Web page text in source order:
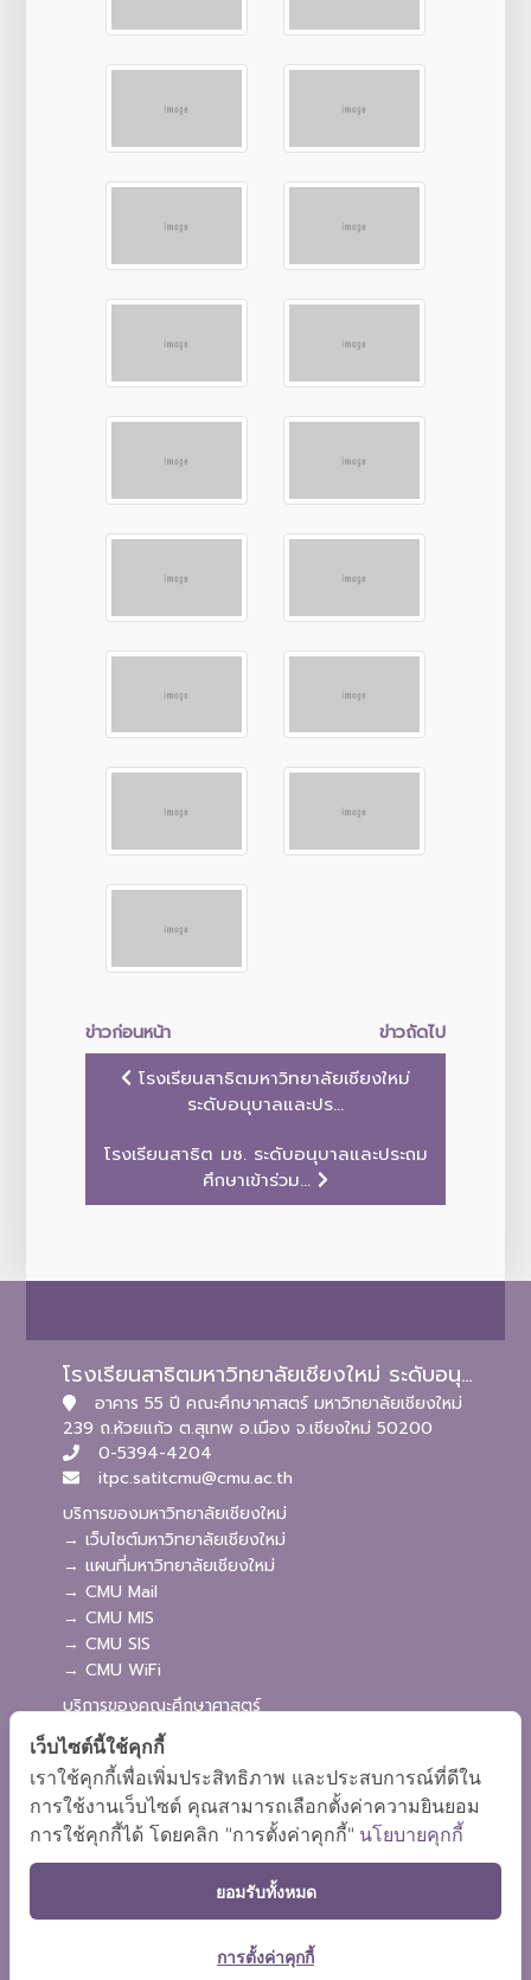
ข่าวก่อนหน้า
ข่าวถัดไป
โรงเรียนสาธิตมหาวิทยาลัยเชียงใหม่
ระดับอนุบาลและปร...
โรงเรียนสาธิต มช. ระดับอนุบาลและประถม
ศึกษาเข้าร่วม...
โรงเรียนสาธิตมหาวิทยาลัยเชียงใหม่ ระดับอนุบาลและประถมศึกษา
อาคาร 55 ปี คณะศึกษาศาสตร์ มหาวิทยาลัยเชียงใหม่
239 ถ.ห้วยแก้ว ต.สุเทพ อ.เมือง จ.เชียงใหม่ 50200
0-5394-4204
itpc.satitcmu@cmu.ac.th
บริการของมหาวิทยาลัยเชียงใหม่
→ เว็บไซต์มหาวิทยาลัยเชียงใหม่
→ แผนที่มหาวิทยาลัยเชียงใหม่
→ CMU Mail
→ CMU MIS
→ CMU SIS
→ CMU WiFi
บริการของคณะศึกษาศาสตร์
→ เว็บไซต์คณะศึกษาศาสตร์
→ ระบบจัดการเว็บไซต์
→ ระบบ Admission
→ EDU MIS
→ EDU SIS
เว็บไซต์นี้ใช้คุกกี้
เราใช้คุกกี้เพื่อเพิ่มประสิทธิภาพ และประสบการณ์ที่ดีใน
การใช้งานเว็บไซต์ คุณสามารถเลือกตั้งค่าความยินยอม
การใช้คุกกี้ได้ โดยคลิก "การตั้งค่าคุกกี้" นโยบายคุกกี้
ยอมรับทั้งหมด
การตั้งค่าคุกกี้